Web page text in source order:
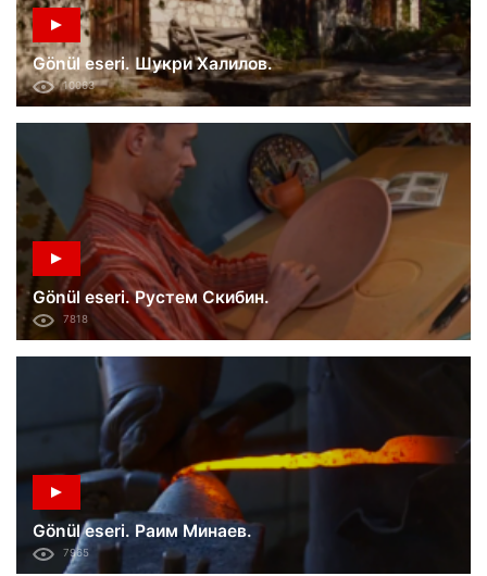
Gönül eseri. Шукри Халилов.
10063
Gönül eseri. Рустем Скибин.
7818
Gönül eseri. Раим Минаев.
7965